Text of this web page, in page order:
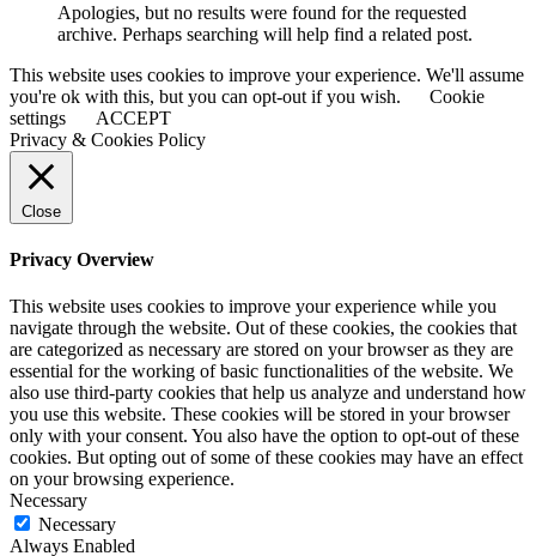
Apologies, but no results were found for the requested
archive. Perhaps searching will help find a related post.
This website uses cookies to improve your experience. We'll assume
you're ok with this, but you can opt-out if you wish.
Cookie
settings
ACCEPT
Privacy & Cookies Policy
Close
Privacy Overview
This website uses cookies to improve your experience while you
navigate through the website. Out of these cookies, the cookies that
are categorized as necessary are stored on your browser as they are
essential for the working of basic functionalities of the website. We
also use third-party cookies that help us analyze and understand how
you use this website. These cookies will be stored in your browser
only with your consent. You also have the option to opt-out of these
cookies. But opting out of some of these cookies may have an effect
on your browsing experience.
Necessary
Necessary
Always Enabled